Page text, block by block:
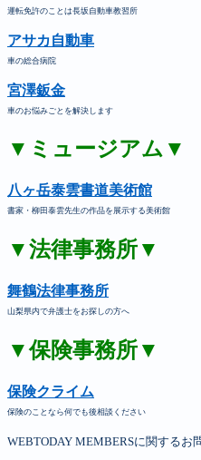
運転免許のことは長坂自動車教習所
アサカ自動車
車の総合病院
宮澤鈑金
車のお悩みごとを解決します
▼ミュージアム▼
八ヶ岳泰雲書道美術館
書家・柳田泰雲先生の作品を展示する美術館
▼法律事務所▼
舞鶴法律事務所
山梨県内で弁護士をお探しの方へ
▼保険事務所▼
保険クライム
保険のことなら何でも後相談ください
WEBTODAY MEMBERSに関するお